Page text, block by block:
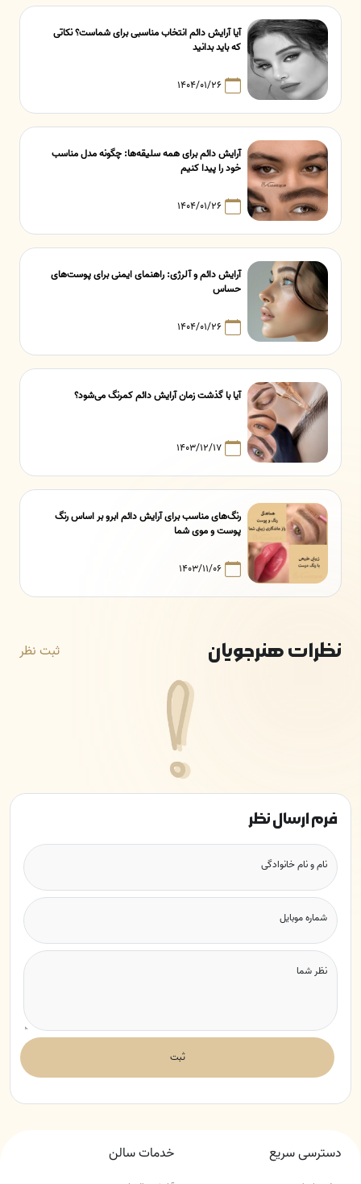
آیا آرایش دائم انتخاب مناسبی برای شماست؟ نکاتی
که باید بدانید
۱۴۰۴/۰۱/۲۶
آرایش دائم برای همه سلیقه‌ها: چگونه مدل مناسب
خود را پیدا کنیم
۱۴۰۴/۰۱/۲۶
آرایش دائم و آلرژی: راهنمای ایمنی برای پوست‌های
حساس
۱۴۰۴/۰۱/۲۶
آیا با گذشت زمان آرایش دائم کمرنگ می‌شود؟
۱۴۰۳/۱۲/۱۷
رنگ‌های مناسب برای آرایش دائم ابرو بر اساس رنگ
پوست و موی شما
۱۴۰۳/۱۱/۰۶
نظرات هنرجویان ثبت نظر
فرم ارسال نظر
نام و نام خانوادگی
شماره موبایل
نظر شما
ثبت
دسترسی سریع خدمات سالن